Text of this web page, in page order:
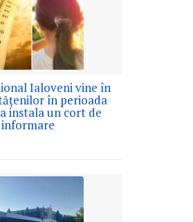
Ialoveni vine în
în perioada
instala un cort de
informare